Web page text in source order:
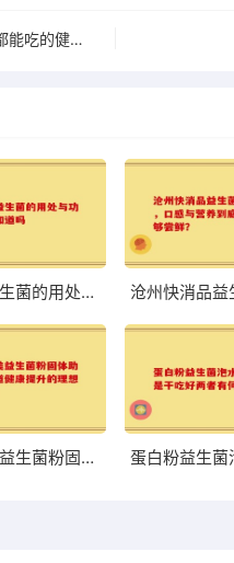
益生菌调理肠胃全家适用小孩大人都能吃的健康之选
酵母益生菌的用处与功效你知道吗
艾多美益生菌粉固体助力肠道健康提升的理想选择